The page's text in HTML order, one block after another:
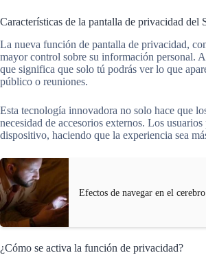
Características de la pantalla de privacidad del
La nueva función de pantalla de privacidad,
mayor control sobre su información personal.
que significa que solo tú podrás ver lo que
público o reuniones.
Esta tecnología innovadora no solo hace que
necesidad de accesorios externos. Los
dispositivo, haciendo que la experiencia sea
Efectos de navegar en el
¿Cómo se activa la función de privacidad?